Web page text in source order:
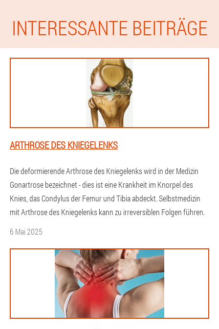
INTERESSANTE BEITRÄGE
ARTHROSE DES KNIEGELENKS
Die deformierende Arthrose des Kniegelenks wird in der Medizin
Gonartrose bezeichnet - dies ist eine Krankheit im Knorpel des
Knies, das Condylus der Femur und Tibia abdeckt. Selbstmedizin
mit Arthrose des Kniegelenks kann zu irreversiblen Folgen führen.
6 Mai 2025